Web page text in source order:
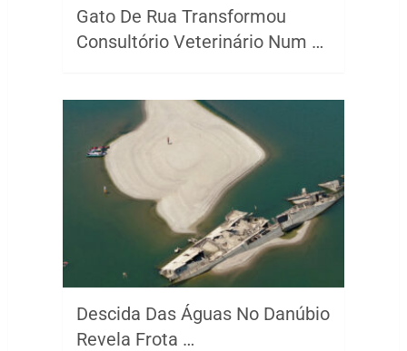
Gato De Rua Transformou
Consultório Veterinário Num …
Descida Das Águas No Danúbio
Revela Frota …